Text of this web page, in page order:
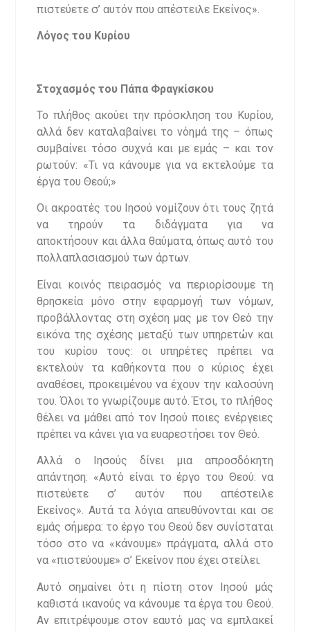
πιστεύετε σ’ αυτόν που απέστειλε Εκείνος».
Λόγος του Κυρίου
Στοχασμός του Πάπα Φραγκίσκου
Το πλήθος ακούει την πρόσκληση του Κυρίου,
αλλά δεν καταλαβαίνει το νόημά της – όπως
συμβαίνει τόσο συχνά και με εμάς – και τον
ρωτούν: «Τι να κάνουμε για να εκτελούμε τα
έργα του Θεού;»
Οι ακροατές του Ιησού νομίζουν ότι τους ζητά
να τηρούν τα διδάγματα για να
αποκτήσουν και άλλα θαύματα, όπως αυτό του
πολλαπλασιασμού των άρτων.
Είναι κοινός πειρασμός να περιορίσουμε τη
θρησκεία μόνο στην εφαρμογή των νόμων,
προβάλλοντας στη σχέση μας με τον Θεό την
εικόνα της σχέσης μεταξύ των υπηρετών και
του κυρίου τους: οι υπηρέτες πρέπει να
εκτελούν τα καθήκοντα που ο κύριος έχει
αναθέσει, προκειμένου να έχουν την καλοσύνη
του. Όλοι το γνωρίζουμε αυτό. Έτσι, το πλήθος
θέλει να μάθει από τον Ιησού ποιες ενέργειες
πρέπει να κάνει για να ευαρεστήσει τον Θεό.
Αλλά ο Ιησούς δίνει μια απροσδόκητη
απάντηση: «Αυτό είναι το έργο του Θεού: να
πιστεύετε σ’ αυτόν που απέστειλε
Εκείνος». Αυτά τα λόγια απευθύνονται και σε
εμάς σήμερα: το έργο του Θεού δεν συνίσταται
τόσο στο να «κάνουμε» πράγματα, αλλά στο
να «πιστεύουμε» σ’ Εκείνον που έχει στείλει.
​Αυτό σημαίνει ότι η πίστη στον Ιησού μάς
καθιστά ικανούς να κάνουμε τα έργα του Θεού.
Αν επιτρέψουμε στον εαυτό μας να εμπλακεί